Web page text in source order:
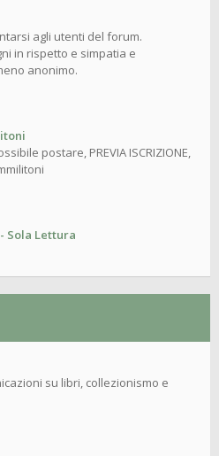
agli utenti del forum.
in rispetto e simpatia e
anonimo.
postare, PREVIA ISCRIZIONE,
Sola Lettura
su libri, collezionismo e